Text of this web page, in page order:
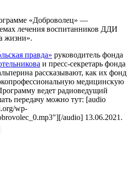
«Доброволец» —
лечения воспитанников ДДИ
жизни».
правда» руководитель фонда
и пресс-секретарь фонда
рассказывают, как их фонд
медицинскую
ведет радиоведущий
передачу можно тут: [audio
wp-
audio] 13.06.2021.